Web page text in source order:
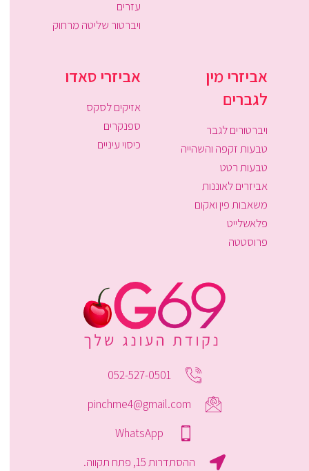
עזרים
ויברטור שליטה מרחוק
אביזרי מין
לגברים
ויברטורים לגבר
טבעות זקפה והשהייה
טבעות רטט
אביזרים לאוננות
משאבות פין ואקום
פלאשלייט
פרוסטטה
אביזרי סאדו
אזיקים לסקס
ספנקרים
כיסוי עיניים
052-527-0501
pinchme4@gmail.com
WhatsApp
ההסתדרות 15, פתח תקווה.